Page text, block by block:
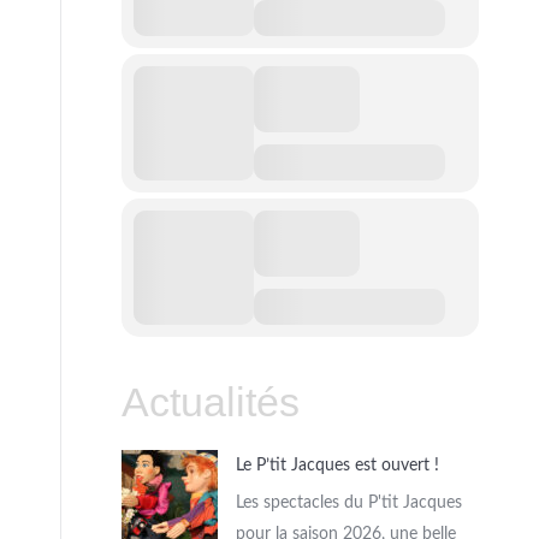
Actualités
Le P’tit Jacques est ouvert !
Les spectacles du P'tit Jacques
pour la saison 2026, une belle